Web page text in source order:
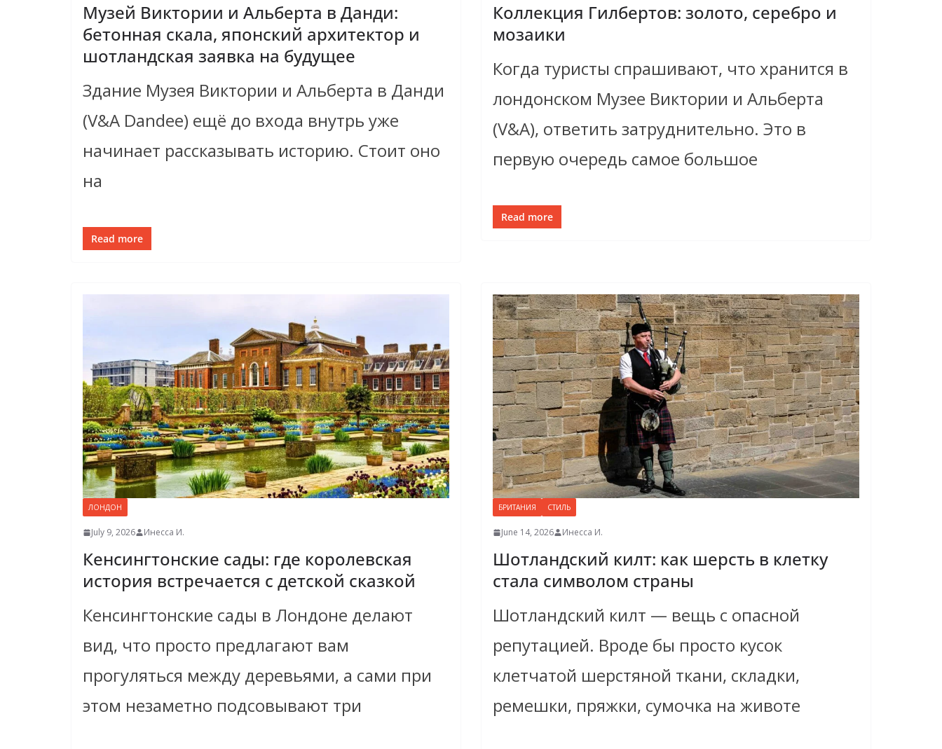
Музей Виктории и Альберта в Данди:
бетонная скала, японский архитектор и
шотландская заявка на будущее
Здание Музея Виктории и Альберта в Данди
(V&A Dandee) ещё до входа внутрь уже
начинает рассказывать историю. Стоит оно
на
Read more
Коллекция Гилбертов: золото, серебро и
мозаики
Когда туристы спрашивают, что хранится в
лондонском Музее Виктории и Альберта
(V&A), ответить затруднительно. Это в
первую очередь самое большое
Read more
ЛОНДОН
July 9, 2026 Инесса И.
Кенсингтонские сады: где королевская
история встречается с детской сказкой
Кенсингтонские сады в Лондоне делают
вид, что просто предлагают вам
прогуляться между деревьями, а сами при
этом незаметно подсовывают три
БРИТАНИЯ СТИЛЬ
June 14, 2026 Инесса И.
Шотландский килт: как шерсть в клетку
стала символом страны
Шотландский килт — вещь с опасной
репутацией. Вроде бы просто кусок
клетчатой шерстяной ткани, складки,
ремешки, пряжки, сумочка на животе